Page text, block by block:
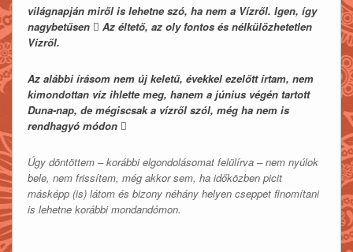
világnapján miről is lehetne szó, ha nem a Vízről. Igen, így
nagybetűsen  Az éltető, az oly fontos és nélkülözhetetlen
Vízről.
Az alábbi írásom nem új keletű, évekkel ezelőtt írtam, nem
kimondottan víz ihlette meg, hanem a június végén tartott
Duna-nap, de mégiscsak a vízről szól, még ha nem is
rendhagyó módon 
Úgy döntöttem – korábbi elgondolásomat felülírva – nem nyúlok
bele, nem frissítem, még akkor sem, ha időközben picit
másképp (is) látom és bizony néhány helyen cseppet finomítani
is lehetne korábbi mondandómon.